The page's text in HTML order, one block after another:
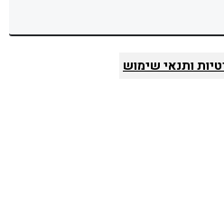
ותנאי שימוש